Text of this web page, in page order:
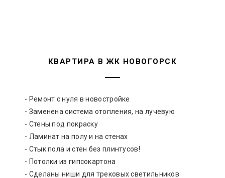
КВАРТИРА В ЖК НОВОГОРСК
- Ремонт с нуля в новостройке
- Заменена система отопления, на лучевую
- Стены под покраску
- Ламинат на полу и на стенах
- Стык пола и стен без плинтусов!
- Потолки из гипсокартона
- Сделаны ниши для трековых светильников